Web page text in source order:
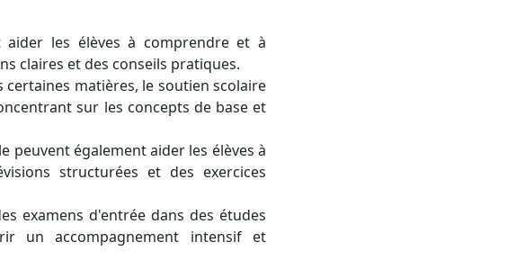
les élèves à comprendre et à
claires et des conseils pratiques.
certaines matières, le soutien scolaire
sur les concepts de base et
peuvent également aider les élèves à
structurées et des exercices
examens d'entrée dans des études
un accompagnement intensif et